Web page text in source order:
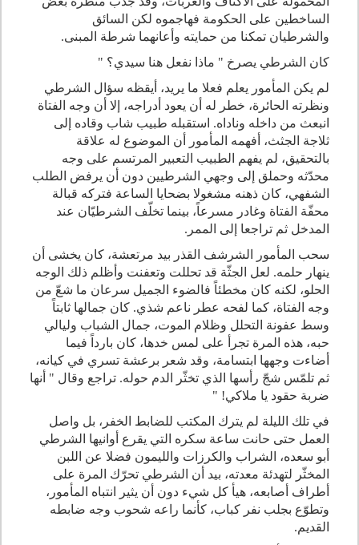
الساخطين على الحكومة فهاجموه لكن السائق
والشرطيان تمكنا من حمايته وأعانهما شرطة المبنى.
كان الشرطي يصرخ " ماذا نفعل هنا سيدي؟ "
لم يكن المأمور يعلم فعلا ما يريد، أيقظه سؤال الشرطي
ونظرته الحائرة، خطر له أن يعود أدراجه، إلا أن وجه الفتاة
انبعث من داخله وناداه. استقبله طبيب شاب وقاده إلى
ثلاجة الجثث، أفهمه المأمور أن الموضوع له علاقة
بالتحقيق، لم يفهم الطبيب التعبير المرتسم على وجه
محدّثه وحملق إلى وجهي الشرطيين دون أن يرفض الطلب
الشفهي، كان ذهنه مشغولا بضحايا الساعة فتركه قبالة
محفّة الفتاة وغادر مسرعاً، بينما تخلّف الشرطيّان عند
المدخل ثم تراجعا إلى الممر .
سحب المأمور الشرشف القذر بيد مرتعشة، كان يخشى أن
ينهار حلمه. لعل الجثّة قد تحللت وتعفنت وأظلم ذلك الوجه
الحلو، لكنه كان مخطئاً فالضوء الجميل سرعان ما شعّ من
وجه الفتاة، كما لفحه عطر ناعم شذي. كان جمالها ثابتاً
وسط عفونة التحلل وظلام الموت، جمال الشباب وليالي
حبه، هذه المرة تجرأ على لمس خدها، كان بارداً فيما
أضاءت وجهها ابتسامة، وقد شعر برعشة تسري في كيانه،
ثم تلمّس شجّ رأسها الذي تخثّر الدم حوله. تراجع وقال " أنها
ضربة حقود يا ملاكي! "
في تلك الليلة لم يترك المكتب للضابط الخفر، بل واصل
العمل حتى حانت ساعة سكره التي يقرع أوانيها الشرطي
أبو سعده، الشراب والكرزات والليمون فضلا عن اللبن
المخثّر لتهدئة معدته، بيد أن الشرطي تحرّك المرة على
أطراف أصابعه، هيأ كل شيء دون أن يثير انتباه المأمور،
وتطوّع بجلب نفر كباب، كأنما راعه شحوب وجه ضابطه
القديم.